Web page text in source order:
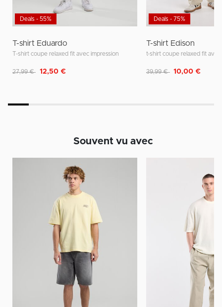
Deals - 55%
T-shirt Eduardo
T-shirt coupe relaxed fit avec impression
Remise de
27,99 € 12,50 €
Deals - 75%
T-shirt Edison
Remise de
39,99 € 10,00 €
Souvent vu avec